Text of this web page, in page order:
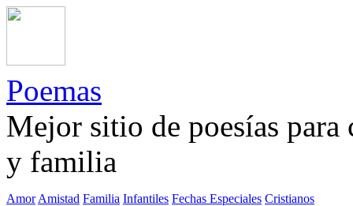
Poemas
Mejor sitio de poesías
y familia
Amor Amistad Familia Infantiles Fechas Especiales Cristianos